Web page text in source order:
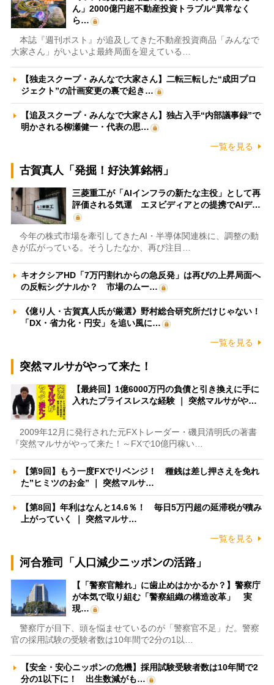
ん」2000億円超不動産投資トラブル“異常なく
ら…
本誌『週刊ポスト』が追及してきた不動産投資商品「みんなで
大家さん」がいよいよ最終局面を迎えている…
【独走スクープ・みんなで大家さん】二転三転した“成田プロ
ジェクト”の計画変更の裏で起き…
【追及スクープ・みんなで大家さん】独占入手“内部議事録”で
明かされる柳瀬健一・代表の思…
一覧を見る
古賀真人「発掘！好決算銘柄」
三菱重工が「AIインフラの新たな主役」として再
評価される気運 エヌビディアとの提携でAIデ…
今年の株式市場を牽引してきたAI・半導体関連株に、調整の動
きが広がっている。そうしたなか、再び注目…
キオクシアHD「7万円割れからの急反発」は再びの上昇局面へ
の反転シグナルか？ 市場のムー…
《億り人・古賀真人氏が厳選》野村総合研究所だけじゃない！
「DX・省力化・円安」を追い風に…
一覧を見る
突然マルサがやって来た！
【最終回】1億6000万円の負債と引き換えに手に
入れたプライスレスな経験 ｜ 突然マルサがや…
2009年12月に発行された元FXトレーダー・磯貝清明氏の著書
『突然マルサがやって来た！～FXで10億円稼い…
【第9回】もう一度FXでリベンジ！ 種銭は差し押さえを免れ
た”ヒミツのお金” ｜ 突然マルサ…
【第8回】年利はなんと14.6％！ 毎日5万円超の延滞税が積み
上がっていく ｜ 突然マルサ…
一覧を見る
河合雅司「人口減少ニッポンの活路」
【「警察官離れ」に歯止めはかかるか？】警察庁
が本気で取り組む「警察組織の構造改革」 実
現…
警察庁が目下、頭を悩ませているのが「警察官不足」だ。警察
官の採用試験の受験者数は10年間で2分の1以…
【安全・安心ニッポンの危機】採用試験受験者数は10年間で2
分の1以下に！ 出生数減がも…